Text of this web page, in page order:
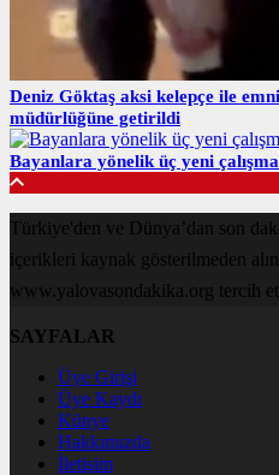
Deniz Göktaş aksi kelepçe ile
müdürlüğüne getirildi
Bayanlara yönelik üç yeni
Türkiye'den ve Dünya’dan son
içerikleri kaynak gösterilmeden
www.yalovasondakika.org tercih
SAYFALAR
Üye Girişi
Üye Kaydı
Künye
Hakkımızda
İletişim